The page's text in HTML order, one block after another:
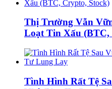
Thị Trường Vẫn
Loạt Tin Xấu (BTC,
Tình Hình Rất Tệ